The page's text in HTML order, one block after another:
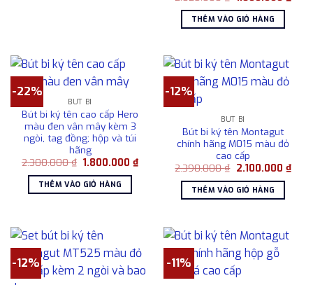
1.500.000 ₫.
là:
2.025.000 ₫.
hiện
THÊM VÀO GIỎ HÀNG
-22%
BÚT BI
Bút bi ký tên cao cấp Hero
màu đen vân mây kèm 3
ngòi, tag đồng; hộp và túi
hãng
2.300.000₫ Giá
là:
2.300.000 ₫.
1.800.000₫Giá
hiện
1.800.000 ₫.
THÊM VÀO GIỎ HÀNG
-12%
BÚT BI
Bút bi ký tên Montagut
chính hãng M015 màu đỏ
cao cấp
2.390.000₫ Giá
là:
2.390.000 ₫.
2.100.000 ₫Giá
hiện
THÊM VÀO GIỎ HÀNG
-12% -11%